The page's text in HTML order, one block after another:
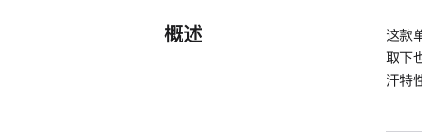
概述
这款
取下
汗特